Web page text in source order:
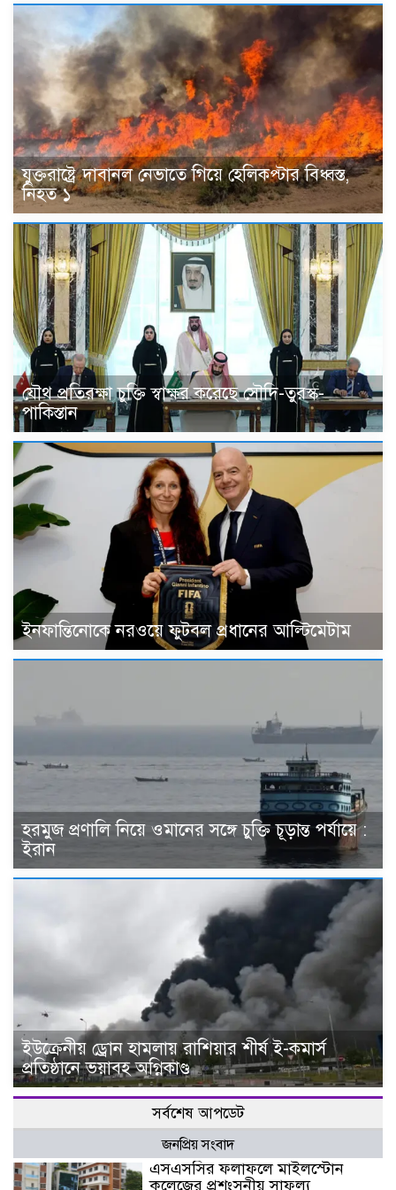
যুক্তরাষ্ট্রে দাবানল নেভাতে গিয়ে হেলিকপ্টার বিধ্বস্ত,
নিহত ১
যৌথ প্রতিরক্ষা চুক্তি স্বাক্ষর করেছে সৌদি-তুরস্ক-
পাকিস্তান
ইনফান্তিনোকে নরওয়ে ফুটবল প্রধানের আল্টিমেটাম
হরমুজ প্রণালি নিয়ে ওমানের সঙ্গে চুক্তি চূড়ান্ত পর্যায়ে :
ইরান
ইউক্রেনীয় ড্রোন হামলায় রাশিয়ার শীর্ষ ই-কমার্স
প্রতিষ্ঠানে ভয়াবহ অগ্নিকাণ্ড
সর্বশেষ আপডেট
জনপ্রিয় সংবাদ
এসএসসির ফলাফলে মাইলস্টোন
কলেজের প্রশংসনীয় সাফল্য